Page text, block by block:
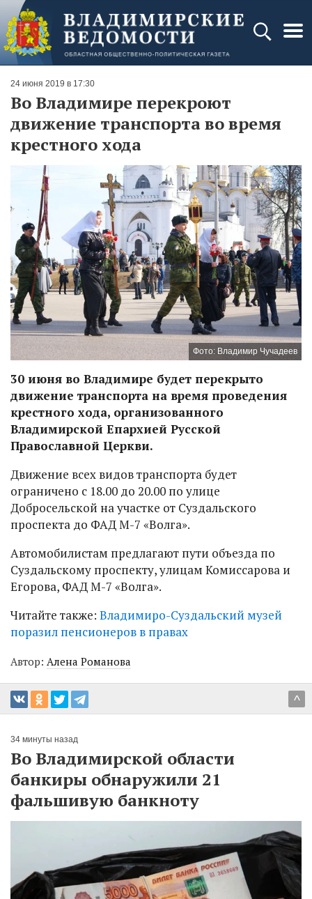
24 июня 2019 в 17:30
Во Владимире перекроют
движение транспорта во время
крестного хода
Фото: Владимир Чучадеев
30 июня во Владимире будет перекрыто
движение транспорта на время проведения
крестного хода, организованного
Владимирской Епархией Русской
Православной Церкви.
Движение всех видов транспорта будет
ограничено с 18.00 до 20.00 по улице
Добросельской на участке от Суздальского
проспекта до ФАД М-7 «Волга».
Автомобилистам предлагают пути объезда по
Суздальскому проспекту, улицам Комиссарова и
Егорова, ФАД М-7 «Волга».
Читайте также: Владимиро-Суздальский музей
поразил пенсионеров в правах
Автор: Алена Романова
^
34 минуты назад
Во Владимирской области
банкиры обнаружили 21
фальшивую банкноту